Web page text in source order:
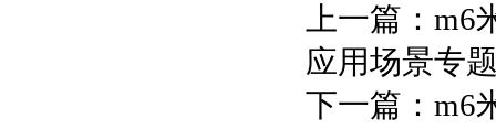
上一篇： m6
应用场景专
下一篇： m6